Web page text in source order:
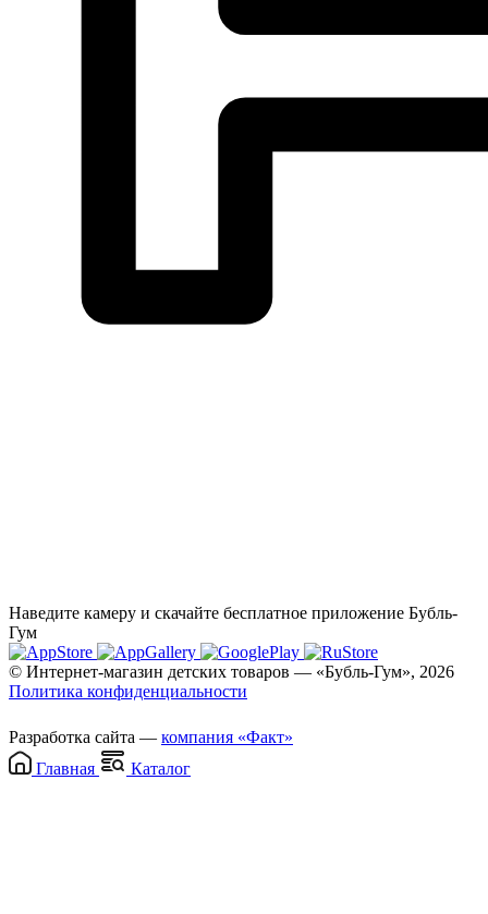
Наведите камеру и скачайте бесплатное приложение Бубль-
Гум
© Интернет-магазин детских товаров — «Бубль-Гум», 2026
Политика конфиденциальности
Разработка сайта — компания «Факт»
Главная
Каталог